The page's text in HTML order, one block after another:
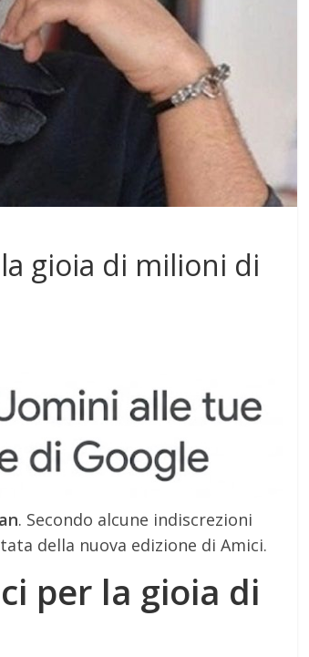
gioia di milioni di
. Secondo alcune indiscrezioni
della nuova edizione di Amici.
per la gioia di